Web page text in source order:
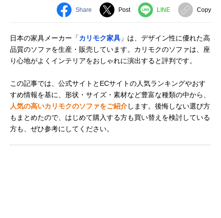
Share Post LINE Copy
日本の家具メーカー「カリモク家具 」は、デザイン性に優れた高
品質のソファを生産・販売しています。カリモクのソファは、座
り心地がよくインテリアをおしゃれに演出すると評判です。
この記事では、公式サイトとECサイトの人気ランキングやおす
すめ情報を基に、形状・サイズ・素材など豊富な種類の中から、
人気の高いカリモクのソファをご紹介します。後悔しない選び方
もまとめたので、はじめて購入する方も買い替えを検討している
方も、ぜひ参考にしてください。